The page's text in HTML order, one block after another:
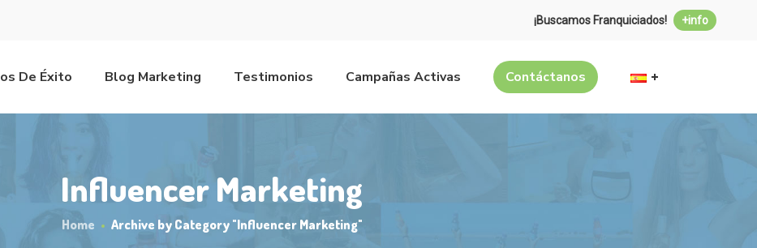
¡Buscamos Franquiciados! +info
De Éxito Blog Marketing Testimonios Campañas Activas Contáctanos
Influencer Marketing
Home Archive by Category "Influencer Marketing"